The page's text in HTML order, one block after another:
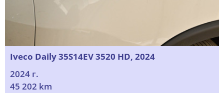
Iveco Daily 35S14EV 3520 HD, 2024
2024 г.
45 202 km